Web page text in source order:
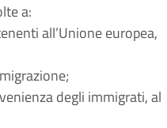
a:
all’Unione europea,
degli immigrati, al